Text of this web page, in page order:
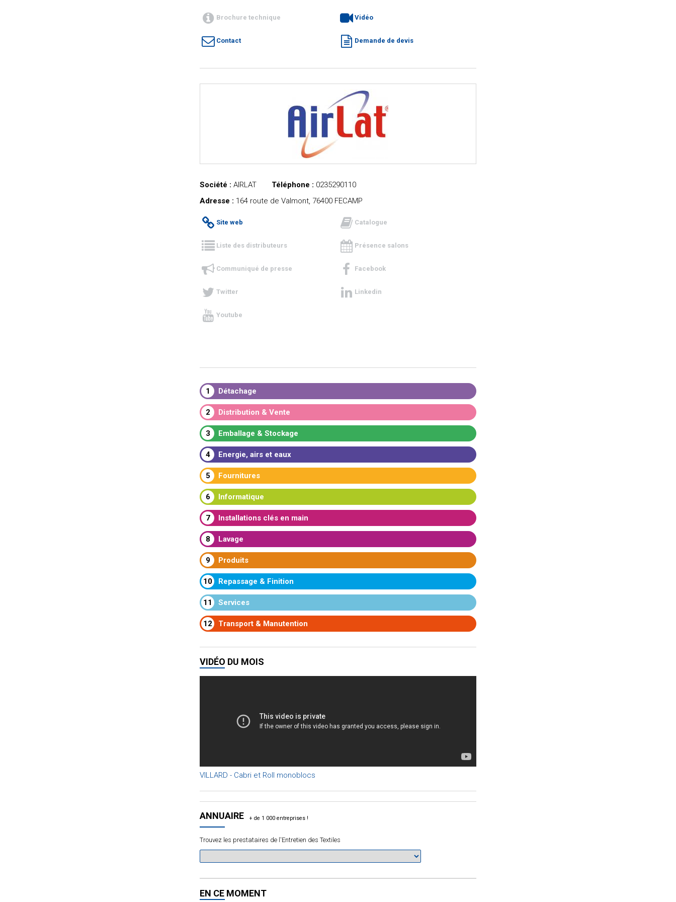
Brochure technique Vidéo
Contact Demande de devis
Société : AIRLAT Téléphone : 0235290110
Adresse : 164 route de Valmont, 76400 FECAMP
Site web Catalogue
Liste des distributeurs Présence salons
Communiqué de presse Facebook
Twitter Linkedin
Youtube
1 Détachage
2 Distribution & Vente
3 Emballage & Stockage
4 Energie, airs et eaux
5 Fournitures
6 Informatique
7 Installations clés en main
8 Lavage
9 Produits
10 Repassage & Finition
11 Services
12 Transport & Manutention
VIDÉO DU MOIS
VILLARD - Cabri et Roll monoblocs
ANNUAIRE
Trouvez les prestataires de l'Entretien des Textiles
EN CE MOMENT